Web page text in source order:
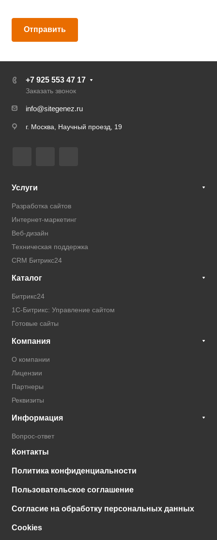
Отправить
+7 925 553 47 17
Заказать звонок
info@sitegenez.ru
г. Москва, Научный проезд, 19
Услуги
Разработка сайтов
Интернет-маркетинг
Веб-дизайн
Техническая поддержка
CRM Битрикс24
Каталог
Битрикс24
1С-Битрикс: Управление сайтом
Готовые сайты
Компания
О компании
Лицензии
Партнеры
Реквизиты
Информация
Вопрос-ответ
Контакты
Политика конфиденциальности
Пользовательское соглашение
Согласие на обработку персональных данных
Cookies